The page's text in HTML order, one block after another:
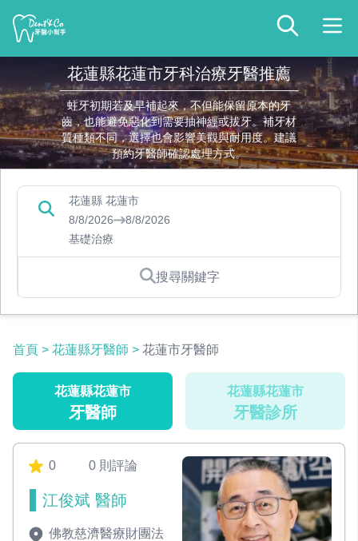
花蓮縣花蓮市牙科治療牙醫推薦
蛀牙初期若及早補起來，不但能保留原本的牙
齒，也能避免惡化到需要抽神經或拔牙。補牙材
質種類不同，選擇也會影響美觀與耐用度。建議
預約牙醫師確認處理方式。
花蓮縣 花蓮市
8/8/2026
8/8/2026
基礎治療
搜尋關鍵字
首頁 > 花蓮縣牙醫師 > 花蓮市牙醫師
花蓮縣花蓮市
牙醫師
花蓮縣花蓮市
牙醫診所
0 0 則評論
江俊斌 醫師
佛教慈濟醫療財團法